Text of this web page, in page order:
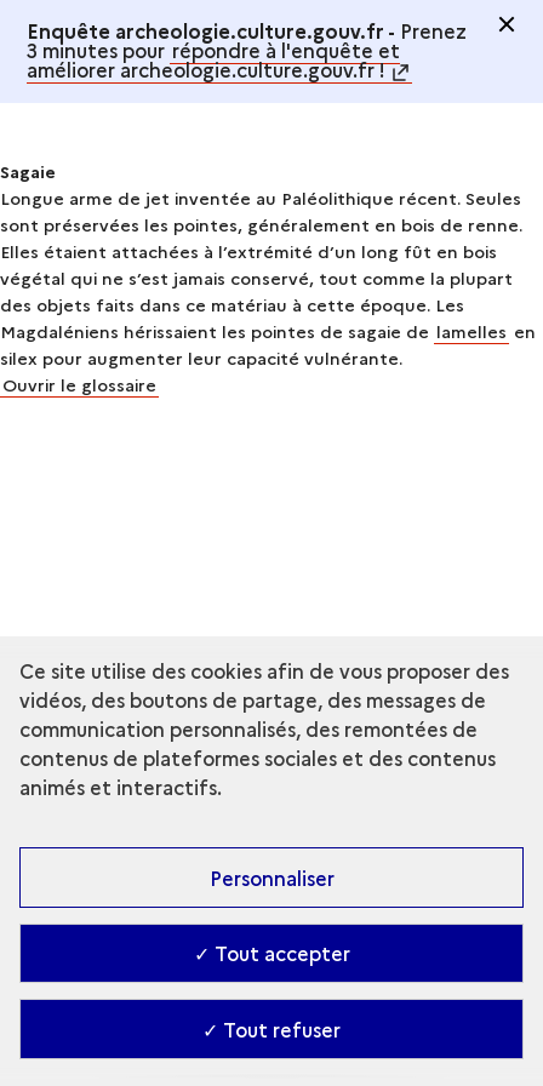
Enquête archeologie.culture.gouv.fr - Prenez
3 minutes pour répondre à l'enquête et
améliorer archeologie.culture.gouv.fr !
Sagaie
Longue arme de jet inventée au Paléolithique récent. Seules
sont préservées les pointes, généralement en bois de renne.
Elles étaient attachées à l’extrémité d’un long fût en bois
végétal qui ne s’est jamais conservé, tout comme la plupart
des objets faits dans ce matériau à cette époque. Les
Magdaléniens hérissaient les pointes de sagaie de lamelles en
silex pour augmenter leur capacité vulnérante.
Ouvrir le glossaire
Ce site utilise des cookies afin de vous proposer des
vidéos, des boutons de partage, des messages de
communication personnalisés, des remontées de
contenus de plateformes sociales et des contenus
animés et interactifs.
Personnaliser
✓ Tout accepter
✓ Tout refuser